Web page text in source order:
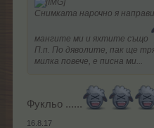
Снимката нарочно я
мангите ми и яхтите също
П.п. По дяволите, пак ще
милка повече, е писна ми...
Фукльо ......
16.8.17